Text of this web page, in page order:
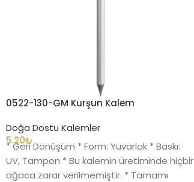
0522-130-GM Kurşun Kalem
Doğa Dostu Kalemler
5.20₺
* Geri Dönüşüm * Form: Yuvarlak * Baskı:
UV, Tampon * Bu kalemin üretiminde hiçbir
ağaca zarar verilmemiştir. * Tamamı